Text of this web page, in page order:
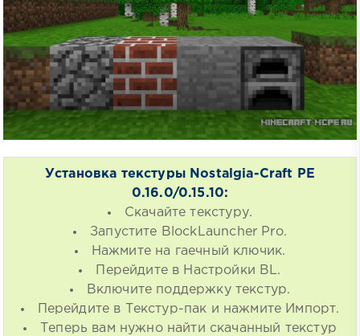
Установка текстуры Nostalgia-Craft PE
0.16.0/0.15.10:
Скачайте текстуру.
Запустите BlockLauncher Pro.
Нажмите на гаечный ключик.
Перейдите в Настройки BL.
Включите поддержку текстур.
Перейдите в Текстур-пак и нажмите Импорт.
Теперь вам нужно найти скачанный текстур